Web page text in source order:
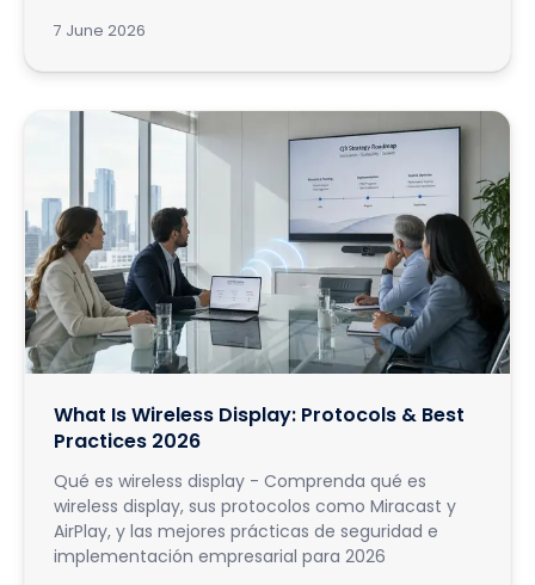
7 June 2026
What Is Wireless Display: Protocols & Best
Practices 2026
Qué es wireless display - Comprenda qué es
wireless display, sus protocolos como Miracast y
AirPlay, y las mejores prácticas de seguridad e
implementación empresarial para 2026